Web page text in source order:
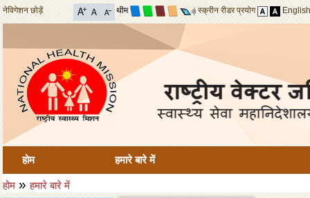
नेविगेशन छोड़ें थीम स्क्रीन रीडर प्रयोग English
होम हमारे बारे में
होम »हमारे बारे में